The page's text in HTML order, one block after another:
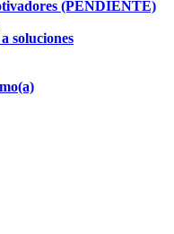
(PENDIENTE)
soluciones